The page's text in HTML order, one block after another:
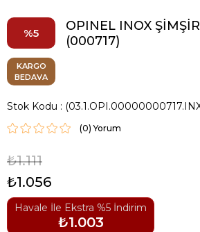
5
OPINEL INOX
(000717)
KARGO
BEDAVA
Stok Kodu
(0)
₺1.111
₺1.056
Havale İle Ekstra %5 İndirim
₺1.003